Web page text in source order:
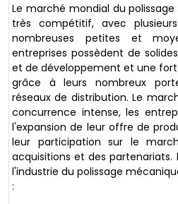
Le marché mondial du
très compétitif, avec
nombreuses petites et
entreprises possèdent de
et de développement et une
grâce à leurs nombreux
réseaux de distribution. Le
concurrence intense, les
l'expansion de leur offre de
leur participation sur le
acquisitions et des partenariats.
l'industrie du polissage
: